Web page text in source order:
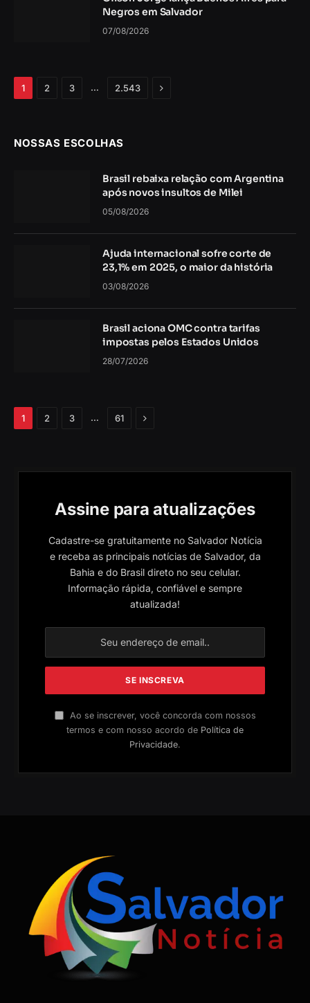
Negros em Salvador
07/08/2026
1 2 3 … 2.543 Próximo
NOSSAS ESCOLHAS
Brasil rebaixa relação com Argentina
após novos insultos de Milei
05/08/2026
Ajuda internacional sofre corte de
23,1% em 2025, o maior da história
03/08/2026
Brasil aciona OMC contra tarifas
impostas pelos Estados Unidos
28/07/2026
1 2 3 … 61 Próximo
Assine para atualizações
Cadastre-se gratuitamente no Salvador Notícia
e receba as principais notícias de Salvador, da
Bahia e do Brasil direto no seu celular.
Informação rápida, confiável e sempre
atualizada!
Ao se inscrever, você concorda com nossos
termos e com nosso acordo de Política de
Privacidade.